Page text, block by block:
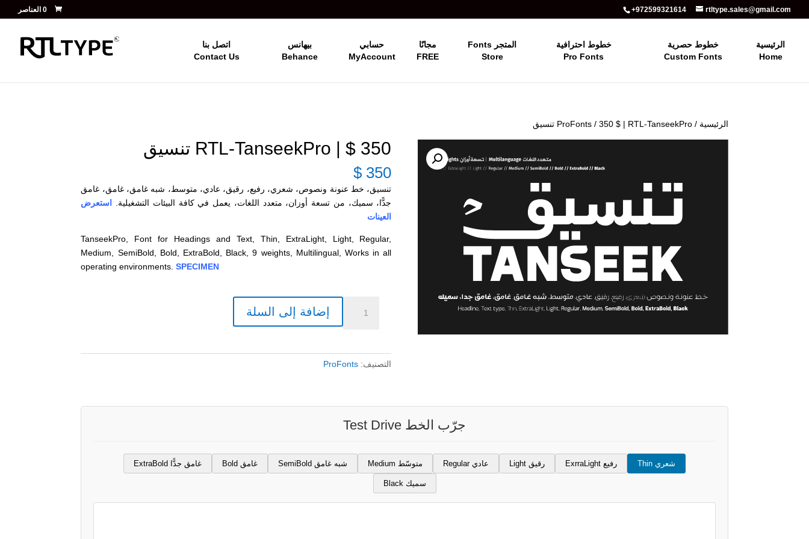
+972599321614 rtltype.sales@gmail.com
الرئيسية
Home
خطوط حصرية
Custom Fonts
خطوط احترافية
Pro Fonts
المتجر Fonts
Store
مجانًا
FREE
حسابي
MyAccount
بيهانس
Behance
اتصل بنا
Contact Us
الرئيسية /
ProFonts/ 350 $ | RTL-TanseekPro تنسيق
350 $ | RTL-TanseekPro تنسيق
$ 350
تنسيق، خط عنونة ونصوص، شعري، رفيع، رقيق، عادي، متوسط، شبه غامق، غامق، غامق
جدًّا، سميك، من تسعة أوزان، متعدد اللغات، يعمل في كافة البيئات التشغيلية.
استعرض
العينات
TanseekPro, Font for Headings and Text, Thin, ExtraLight, Light, Regular,
Medium, SemiBold, Bold, ExtraBold, Black, 9 weights, Multilingual, Works in all
operating environments.SPECIMEN
350
إضافة إلى السلة
التصنيف: ProFonts
جرّب الخط Test Drive
شعري Thin رفيع ExrraLight رقيق Light عادي Regular متوسّط Medium شبه غامق SemiBold غامق Bold غامق جدًّا ExtraBold
سميك Black